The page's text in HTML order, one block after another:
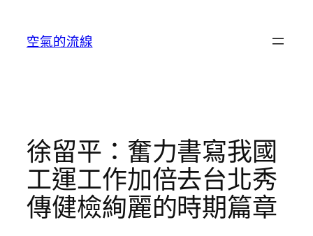
空氣的流線
徐留平：奮力書寫我國
工運工作加倍去台北秀
傳健檢絢麗的時期篇章